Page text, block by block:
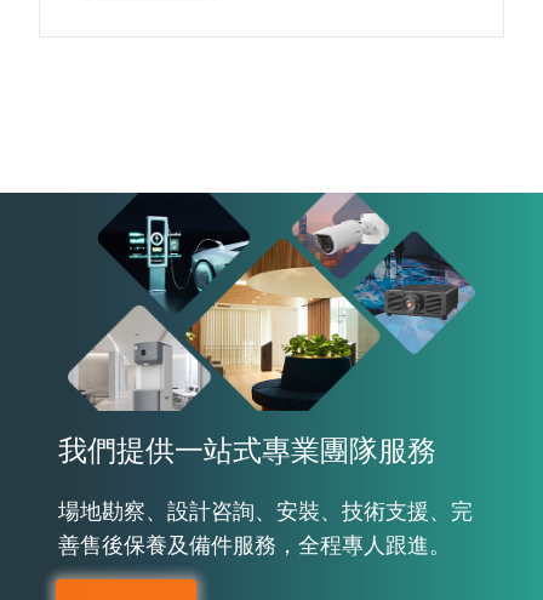
我們提供一站式專業團隊服務
場地勘察、設計咨詢、安裝、技術支援、完
善售後保養及備件服務，全程專人跟進。